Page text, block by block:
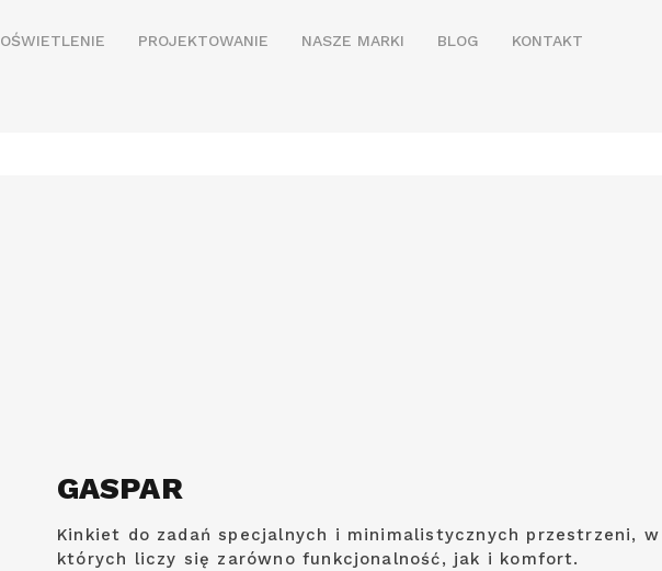
OŚWIETLENIE PROJEKTOWANIE NASZE MARKI BLOG KONTAKT
GASPAR
Kinkiet do zadań specjalnych i minimalistycznych przestrzeni, w
których liczy się zarówno funkcjonalność, jak i komfort.